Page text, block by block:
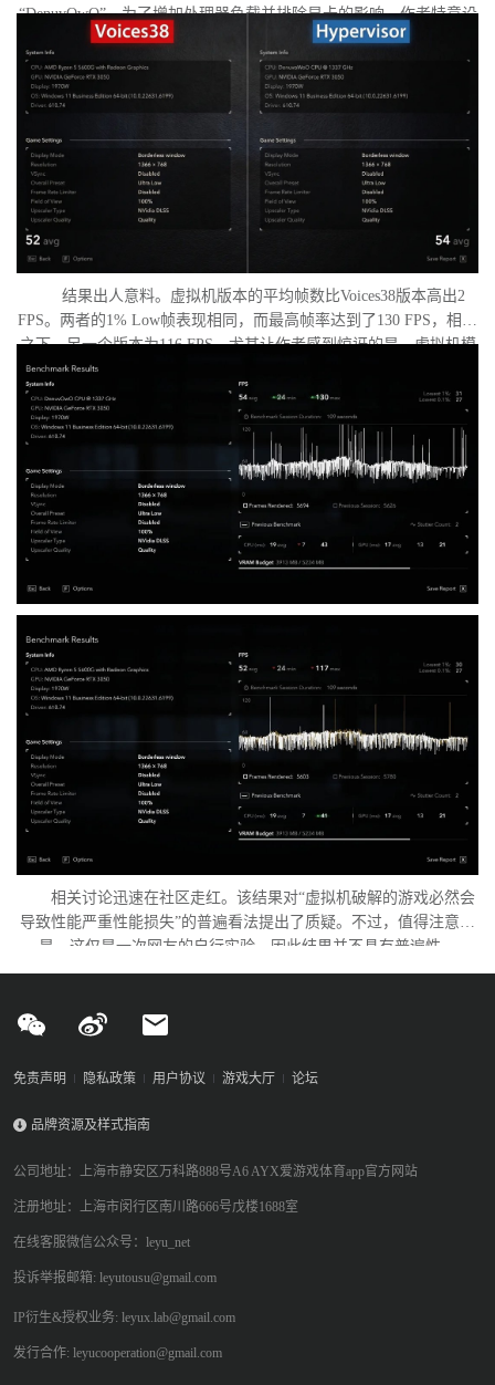
“DenuvOwO”。为了增加处理器负载并排除显卡的影响，作者特意设
置了低分辨率，并将所有图形设置调至“极低”模式。两项测试均在相
同条件下进行：内存完整性和基于虚拟化的安全性（VBS）均已关
闭，并且两轮测试之间电脑甚至没有重启。
结果出人意料。虚拟机版本的平均帧数比Voices38版本高出2
FPS。两者的1% Low帧表现相同，而最高帧率达到了130 FPS，相比
之下，另一个版本为116 FPS。尤其让作者感到惊讶的是，虚拟机模
式下的优化竟如此之好。从理论上讲，额外的虚拟化层应该会给处
理器带来负担并降低性能，但实际上并没有发生这种情况。
相关讨论迅速在社区走红。该结果对“虚拟机破解的游戏必然会
导致性能严重性能损失”的普遍看法提出了质疑。不过，值得注意的
是，这仅是一次网友的自行实验，因此结果并不具有普遍性。
免责声明 隐私政策 用户协议 游戏大厅 论坛
品牌资源及样式指南
公司地址：上海市静安区万科路888号A6 AYX爱游戏体育app官方网站
注册地址：上海市闵行区南川路666号戊楼1688室
在线客服微信公众号：leyu_net
投诉举报邮箱: leyutousu@gmail.com
IP衍生&授权业务: leyux.lab@gmail.com
发行合作: leyucooperation@gmail.com